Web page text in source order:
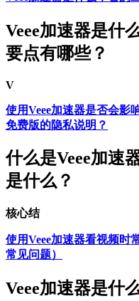
Veee加速器是什
要点有哪些？
V
使用Veee加速器是否会影
免费版的隐私说明？
什么是Veee加速
是什么？
核心结
使用Veee加速器看视频时
常见问题）
Veee加速器是什